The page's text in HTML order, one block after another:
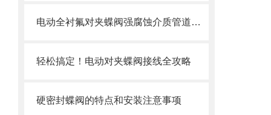
电动全衬氟对夹蝶阀强腐蚀介质管道的可靠卫士
轻松搞定！电动对夹蝶阀接线全攻略
硬密封蝶阀的特点和安装注意事项